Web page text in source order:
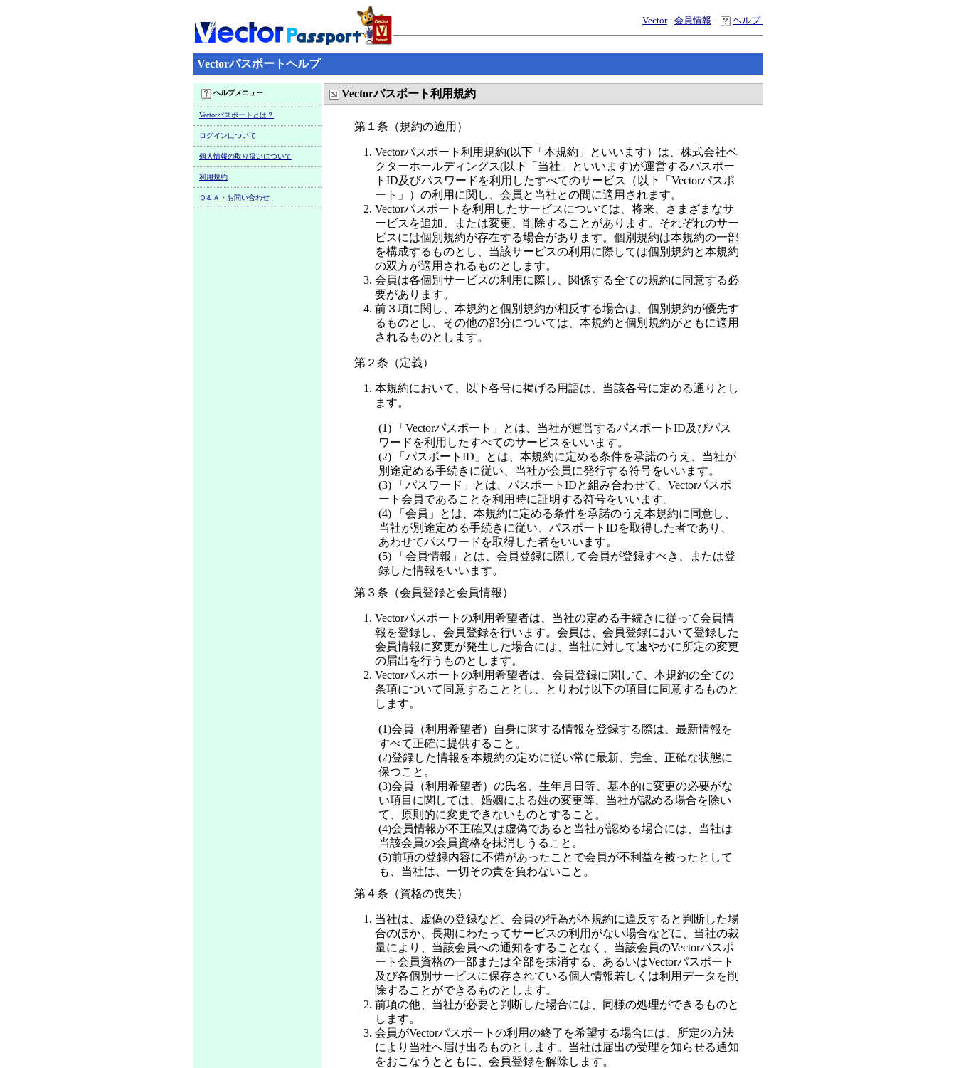
Vector- 会員情報 - ヘルプ
Vectorパスポートヘルプ
ヘルプメニュー
Vectorパスポートとは？
ログインについて
個人情報の取り扱いについて
利用規約
Ｑ＆Ａ・お問い合わせ
Vectorパスポート利用規約
第１条（規約の適用）
Vectorパスポート利用規約(以下「本規約」といいます）は、株式会社ベ
クターホールディングス(以下「当社」といいます)が運営するパスポー
トID及びパスワードを利用したすべてのサービス（以下「Vectorパスポ
ート」）の利用に関し、会員と当社との間に適用されます。
Vectorパスポートを利用したサービスについては、将来、さまざまなサ
ービスを追加、または変更、削除することがあります。それぞれのサー
ビスには個別規約が存在する場合があります。個別規約は本規約の一部
を構成するものとし、当該サービスの利用に際しては個別規約と本規約
の双方が適用されるものとします。
会員は各個別サービスの利用に際し、関係する全ての規約に同意する必
要があります。
前３項に関し、本規約と個別規約が相反する場合は、個別規約が優先す
るものとし、その他の部分については、本規約と個別規約がともに適用
されるものとします。
第２条（定義）
本規約において、以下各号に掲げる用語は、当該各号に定める通りとし
ます。
(1) 「Vectorパスポート」とは、当社が運営するパスポートID及びパス
ワードを利用したすべてのサービスをいいます。
(2) 「パスポートID」とは、本規約に定める条件を承諾のうえ、当社が
別途定める手続きに従い、当社が会員に発行する符号をいいます。
(3) 「パスワード」とは、パスポートIDと組み合わせて、Vectorパスポ
ート会員であることを利用時に証明する符号をいいます。
(4) 「会員」とは、本規約に定める条件を承諾のうえ本規約に同意し、
当社が別途定める手続きに従い、パスポートIDを取得した者であり、
あわせてパスワードを取得した者をいいます。
(5) 「会員情報」とは、会員登録に際して会員が登録すべき、または登
録した情報をいいます。
第３条（会員登録と会員情報）
Vectorパスポートの利用希望者は、当社の定める手続きに従って会員情
報を登録し、会員登録を行います。会員は、会員登録において登録した
会員情報に変更が発生した場合には、当社に対して速やかに所定の変更
の届出を行うものとします。
Vectorパスポートの利用希望者は、会員登録に関して、本規約の全ての
条項について同意することとし、とりわけ以下の項目に同意するものと
します。
(1)会員（利用希望者）自身に関する情報を登録する際は、最新情報を
すべて正確に提供すること。
(2)登録した情報を本規約の定めに従い常に最新、完全、正確な状態に
保つこと。
(3)会員（利用希望者）の氏名、生年月日等、基本的に変更の必要がな
い項目に関しては、婚姻による姓の変更等、当社が認める場合を除い
て、原則的に変更できないものとすること。
(4)会員情報が不正確又は虚偽であると当社が認める場合には、当社は
当該会員の会員資格を抹消しうること。
(5)前項の登録内容に不備があったことで会員が不利益を被ったとして
も、当社は、一切その責を負わないこと。
第４条（資格の喪失）
当社は、虚偽の登録など、会員の行為が本規約に違反すると判断した場
合のほか、長期にわたってサービスの利用がない場合などに、当社の裁
量により、当該会員への通知をすることなく、当該会員のVectorパスポ
ート会員資格の一部または全部を抹消する、あるいはVectorパスポート
及び各個別サービスに保存されている個人情報若しくは利用データを削
除することができるものとします。
前項の他、当社が必要と判断した場合には、同様の処理ができるものと
します。
会員がVectorパスポートの利用の終了を希望する場合には、所定の方法
により当社へ届け出るものとします。当社は届出の受理を知らせる通知
をおこなうとともに、会員登録を解除します。